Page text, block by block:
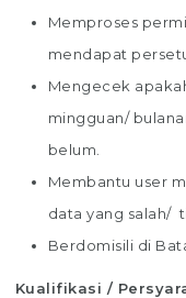
Memproses
mendapat
Mengecek
mingguan/
belum.
Membantu user
data yang salah/
Berdomisili di
Kualifikasi /